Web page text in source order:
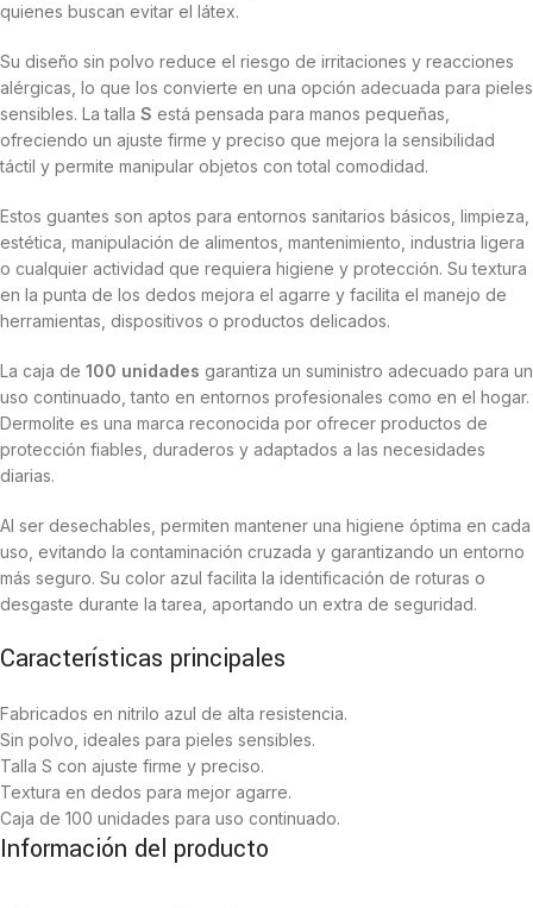
quienes buscan evitar el látex.
Su diseño sin polvo reduce el riesgo de irritaciones y reacciones
alérgicas, lo que los convierte en una opción adecuada para pieles
sensibles. La talla S está pensada para manos pequeñas,
ofreciendo un ajuste firme y preciso que mejora la sensibilidad
táctil y permite manipular objetos con total comodidad.
Estos guantes son aptos para entornos sanitarios básicos, limpieza,
estética, manipulación de alimentos, mantenimiento, industria ligera
o cualquier actividad que requiera higiene y protección. Su textura
en la punta de los dedos mejora el agarre y facilita el manejo de
herramientas, dispositivos o productos delicados.
La caja de 100 unidades garantiza un suministro adecuado para un
uso continuado, tanto en entornos profesionales como en el hogar.
Dermolite es una marca reconocida por ofrecer productos de
protección fiables, duraderos y adaptados a las necesidades
diarias.
Al ser desechables, permiten mantener una higiene óptima en cada
uso, evitando la contaminación cruzada y garantizando un entorno
más seguro. Su color azul facilita la identificación de roturas o
desgaste durante la tarea, aportando un extra de seguridad.
Características principales
Fabricados en nitrilo azul de alta resistencia.
Sin polvo, ideales para pieles sensibles.
Talla S con ajuste firme y preciso.
Textura en dedos para mejor agarre.
Caja de 100 unidades para uso continuado.
Información del producto